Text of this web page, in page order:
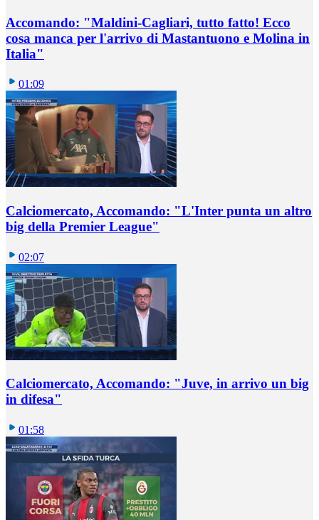
Accomando: "Maldini-Cagliari, tutto fatto! Ecco
cosa manca per l'arrivo di Mastantuono e Molina in
Italia"
01:09
Calciomercato, Accomando: "L'Inter punta un altro
big della Premier League"
02:07
Calciomercato, Accomando: "Juve, in arrivo un big
in difesa"
01:58